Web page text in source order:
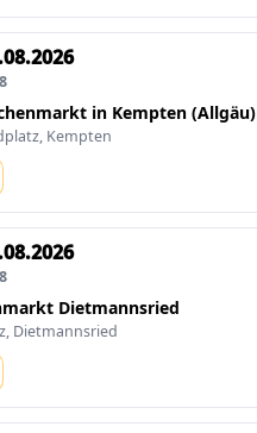
in Kempten (Allgäu)
Kempten
Dietmannsried
Dietmannsried